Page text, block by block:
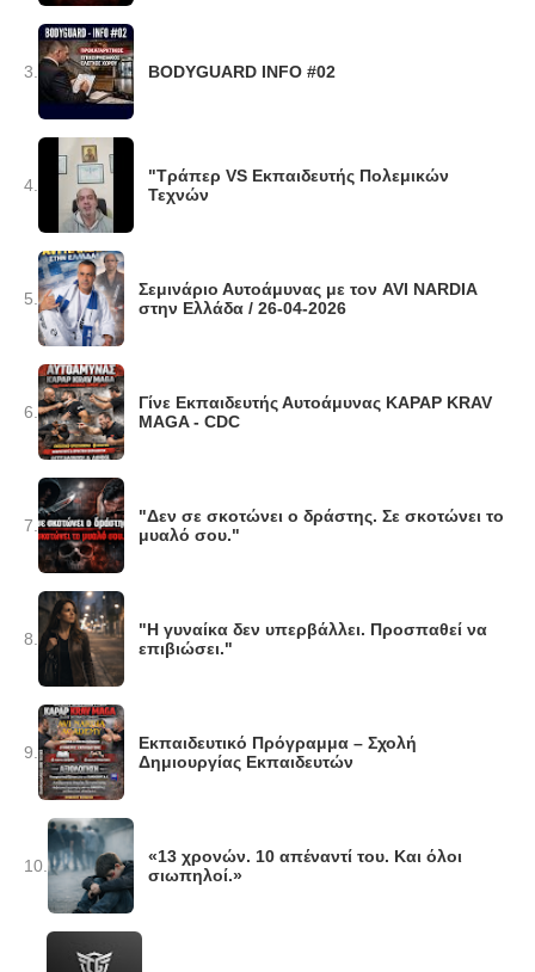
3. BODYGUARD INFO #02
4.
"Τράπερ VS Εκπαιδευτής Πολεμικών
Τεχνών
5.
Σεμινάριο Αυτοάμυνας με τον AVI NARDIA
στην Ελλάδα / 26-04-2026
6.
Γίνε Εκπαιδευτής Αυτοάμυνας KAPAP KRAV
MAGA - CDC
7.
"Δεν σε σκοτώνει ο δράστης. Σε σκοτώνει το
μυαλό σου."
8.
"Η γυναίκα δεν υπερβάλλει. Προσπαθεί να
επιβιώσει."
9.
Εκπαιδευτικό Πρόγραμμα – Σχολή
Δημιουργίας Εκπαιδευτών
10.
«13 χρονών. 10 απέναντί του. Και όλοι
σιωπηλοί.»